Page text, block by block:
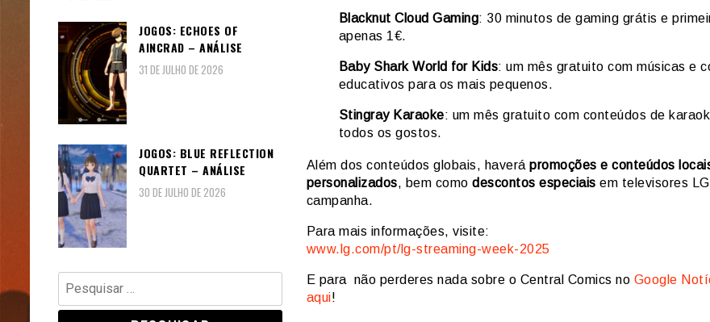
Blacknut Cloud Gaming: 30 minutos de gaming grátis e
apenas 1€.
Baby Shark World for Kids: um mês gratuito com músicas e
educativos para os mais pequenos.
Stingray Karaoke: um mês gratuito com conteúdos de
todos os gostos.
Além dos conteúdos globais, haverá promoções e conteúdos
personalizados, bem como descontos especiais em televisores
campanha.
Para mais informações, visite:
www.lg.com/pt/lg-streaming-week-2025
E para não perderes nada sobre o Central Comics no Google
aqui!
JOGOS: ECHOES OF
AINCRAD – ANÁLISE
31 DE JULHO DE 2026
JOGOS: BLUE REFLECTION
QUARTET – ANÁLISE
30 DE JULHO DE 2026
Pesquisar
por: